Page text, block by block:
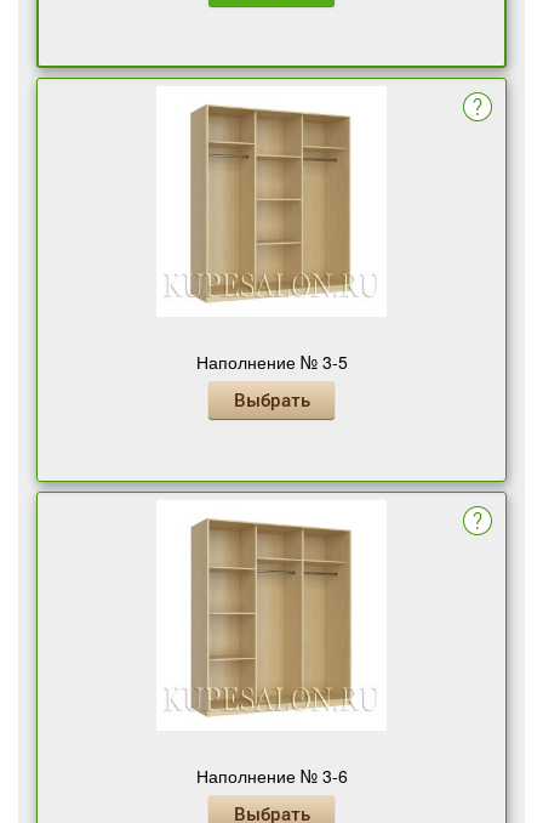
Наполнение № 3-5
Выбрать
Наполнение № 3-6
Выбрать